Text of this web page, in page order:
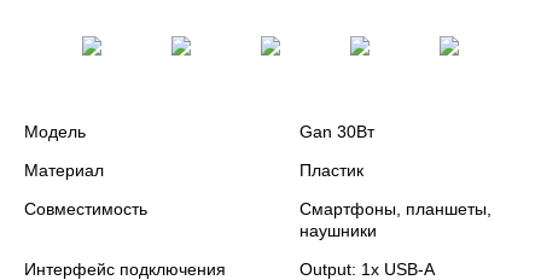
Модель
Gan 30Вт
Материал
Пластик
Совместимость
Смартфоны, планшеты,
наушники
Интерфейс подключения
Output: 1x USB-A